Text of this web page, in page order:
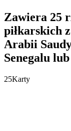
Zawiera 25
piłkarskich
Arabii
Senegalu
25Karty